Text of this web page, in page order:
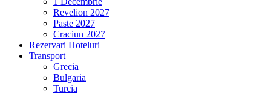
Revelion 2027
Paste 2027
Craciun 2027
Rezervari Hoteluri
Transport
Grecia
Bulgaria
Turcia